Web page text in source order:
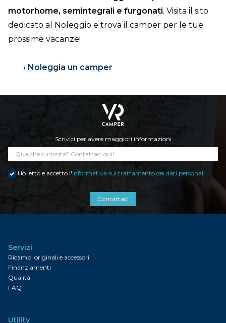
motorhome, semintegrali e furgonati. Visita il sito
dedicato al Noleggio e trova il camper per le tue
prossime vacanze!
› Noleggia un camper
Scrivici per avere maggiori informazioni
Ho letto e accetto l'informativa sul trattamento dei dati personali
Contattaci
Servizi
Ricambi originali e accessori
Finanziamenti
Qualità
FAQ
Utility